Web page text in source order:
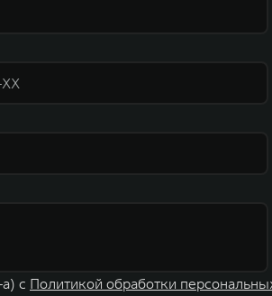
с Политикой обработки